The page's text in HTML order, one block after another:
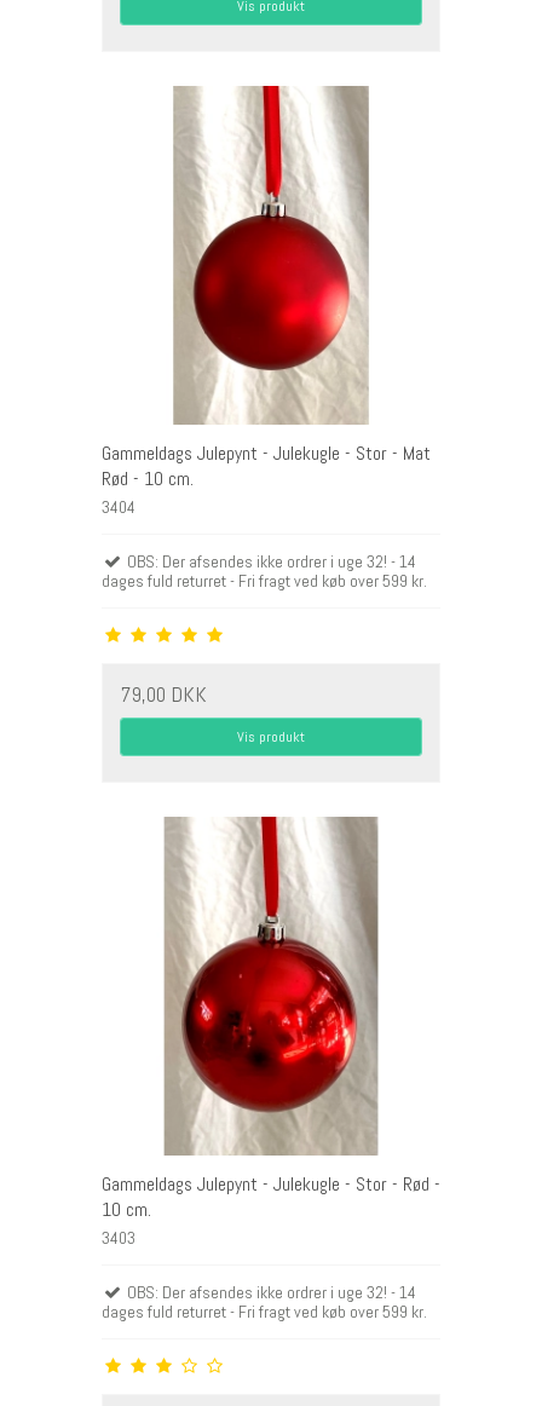
Vis produkt
Gammeldags Julepynt - Julekugle - Stor - Mat
Rød - 10 cm.
3404
OBS: Der afsendes ikke ordrer i uge 32! - 14
dages fuld returret - Fri fragt ved køb over 599 kr.
79,00 DKK
Vis produkt
Gammeldags Julepynt - Julekugle - Stor - Rød -
10 cm.
3403
OBS: Der afsendes ikke ordrer i uge 32! - 14
dages fuld returret - Fri fragt ved køb over 599 kr.